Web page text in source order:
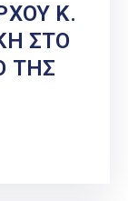
Κ.
ΣΤΟ
ΤΗΣ